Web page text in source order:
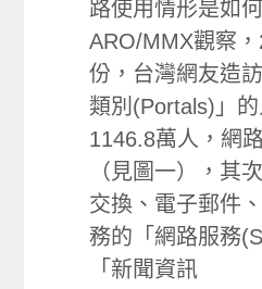
路使用情形是如
ARO/MMX觀察，
份，台灣網友造
類別(Portals)」
1146.8萬人，網
（見圖一），其
交換、電子郵件
務的「網路服務
「新聞資訊